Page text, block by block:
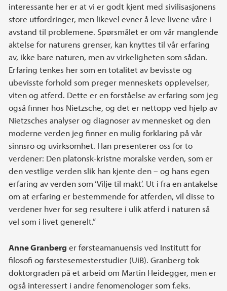
interessante her er at vi er godt kjent med sivilisasjonens
store utfordringer, men likevel evner å leve livene våre i
avstand til problemene. Spørsmålet er om vår manglende
aktelse for naturens grenser, kan knyttes til vår erfaring
av, ikke bare naturen, men av virkeligheten som sådan.
Erfaring tenkes her som en totalitet av bevisste og
ubevisste forhold som preger menneskets opplevelser,
viten og atferd. Dette er en forståelse av erfaring som jeg
også finner hos Nietzsche, og det er nettopp ved hjelp av
Nietzsches analyser og diagnoser av mennesket og den
moderne verden jeg finner en mulig forklaring på vår
sinnsro og uvirksomhet. Han presenterer oss for to
verdener: Den platonsk-kristne moralske verden, som er
den vestlige verden slik han kjente den – og hans egen
erfaring av verden som ‘Vilje til makt’. Ut i fra en antakelse
om at erfaring er bestemmende for atferden, vil disse to
verdener hver for seg resultere i ulik atferd i naturen så
vel som i livet generelt.”
Anne Granberg er førsteamanuensis ved Institutt for
filosofi og førstesemesterstudier (UiB). Granberg tok
doktorgraden på et arbeid om Martin Heidegger, men er
også interessert i andre fenomenologer som f.eks.